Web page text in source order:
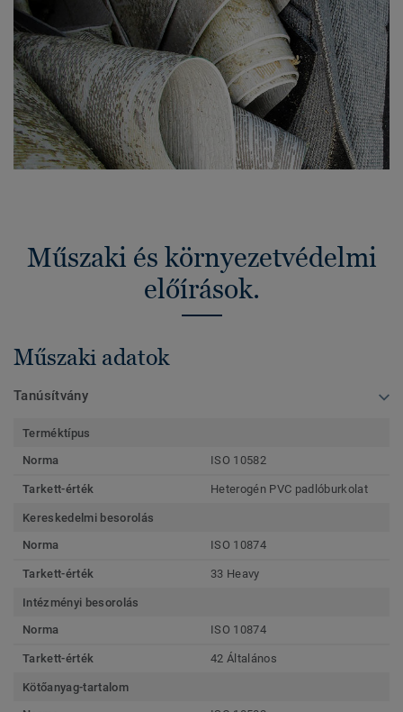
Műszaki és környezetvédelmi
előírások.
Műszaki adatok
Tanúsítvány
Terméktípus
Norma
ISO 10582
Tarkett-érték Heterogén PVC padlóburkolat
Kereskedelmi besorolás
Norma
ISO 10874
Tarkett-érték 33 Heavy
Intézményi besorolás
Norma
ISO 10874
Tarkett-érték 42 Általános
Kötőanyag-tartalom